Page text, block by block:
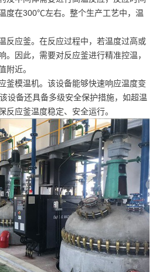
度在300℃左右。整个生产工艺中，温
反应釜。在反应过程中，若温度过高或
。因此，需要对反应釜进行精准控温，
附近。
釜模温机。该设备能够快速响应温度变
设备还具备多级安全保护措施，如超温
反应釜温度稳定、安全运行。